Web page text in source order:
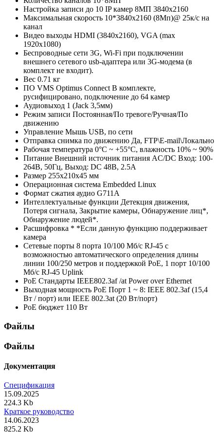
Настройка записи до 10 IP камер 8МП 3840х2160
Максимальная скорость 10*3840х2160 (8Мп)@ 25к/с на
канал
Видео выходы HDMI (3840х2160), VGA (max
1920х1080)
Беспроводные сети 3G, Wi-Fi при подключении
внешнего сетевого usb-адаптера или 3G-модема (в
комплект не входит).
Вес 0.71 кг
ПО VMS Optimus Connect В комплекте,
русифицировано, подключение до 64 камер
Аудиовыход 1 (Jack 3,5мм)
Режим записи Постоянная/По тревоге/Ручная/По
движению
Управление Мышь USB, по сети
Отправка снимка по движению Да, FTP\E-mail\Локально
Рабочая температура 0°С ~ +55°С, влажность 10% ~ 90%
Питание Внешний источник питания AC/DC Вход: 100-
264В, 50Гц, Выход: DC 48В, 2.5A
Размер 255х210х45 мм
Операционная система Embedded Linux
Формат сжатия аудио G711A
Интеллектуальные функции Детекция движения,
Потеря сигнала, Закрытие камеры, Обнаружение лиц*,
Обнаружение людей*.
Расшифровка * *Если данную функцию поддерживает
камера
Сетевые порты 8 порта 10/100 Мб/с RJ-45 с
возможностью автоматического определения длины
линии 100/250 метров и поддержкой PoE, 1 порт 10/100
Мб/с RJ-45 Uplink
PoE Стандарты IEEE802.3af /at Power over Ethernet
Выходная мощность PoE Порт 1 ~ 8: IEEE 802.3af (15,4
Вт / порт) или IEEE 802.3at (20 Вт/порт)
PoE бюджет 110 Вт
Файлы
Файлы
Документация
Спецификация
15.09.2025
224.3 Kb
Краткое руководство
14.06.2023
825.2 Kb